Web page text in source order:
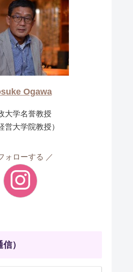
Ogawa
大学名誉教授
営大学院教授）
ォローする
）